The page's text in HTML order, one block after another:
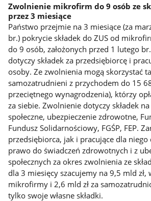
Zwolnienie mikrofirm do 9 osób ze
przez 3 miesiące
Państwo przejmie na 3 miesiące (za
br.) pokrycie składek do ZUS od
do 9 osób, założonych przed 1 lutego
dotyczy składek za przedsiębiorcę i
osoby. Ze zwolnienia mogą skorzystać
samozatrudnieni z przychodem do 15
przeciętnego wynagrodzenia), którzy
za siebie. Zwolnienie dotyczy składek
społeczne, ubezpieczenie zdrowotne,
Fundusz Solidarnościowy, FGŚP, FEP.
przedsiębiorca, jak i pracujące dla
prawo do świadczeń zdrowotnych i z
społecznych za okres zwolnienia ze
dla 3 miesięcy szacujemy na 9,5 mld zł,
mikrofirmy i 2,6 mld zł za
tylko swoje własne składki.